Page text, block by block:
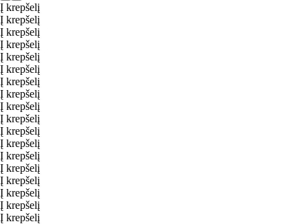
Į krepšelį
Į krepšelį
Į krepšelį
Į krepšelį
Į krepšelį
Į krepšelį
Į krepšelį
Į krepšelį
Į krepšelį
Į krepšelį
Į krepšelį
Į krepšelį
Į krepšelį
Į krepšelį
Į krepšelį
Į krepšelį
Į krepšelį
Į krepšelį